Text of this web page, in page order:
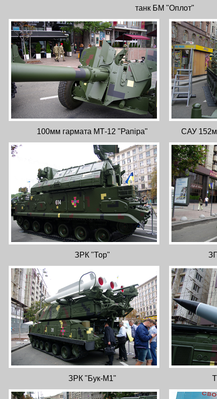
танк БМ "Оплот"
100мм гармата МТ-12 "Рапіра" САУ
ЗРК "Тор"
ЗРК "Бук-М1"